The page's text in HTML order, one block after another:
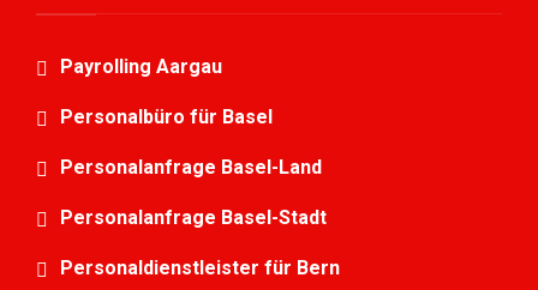
Payrolling Aargau
Personalbüro für Basel
Personalanfrage Basel-Land
Personalanfrage Basel-Stadt
Personaldienstleister für Bern